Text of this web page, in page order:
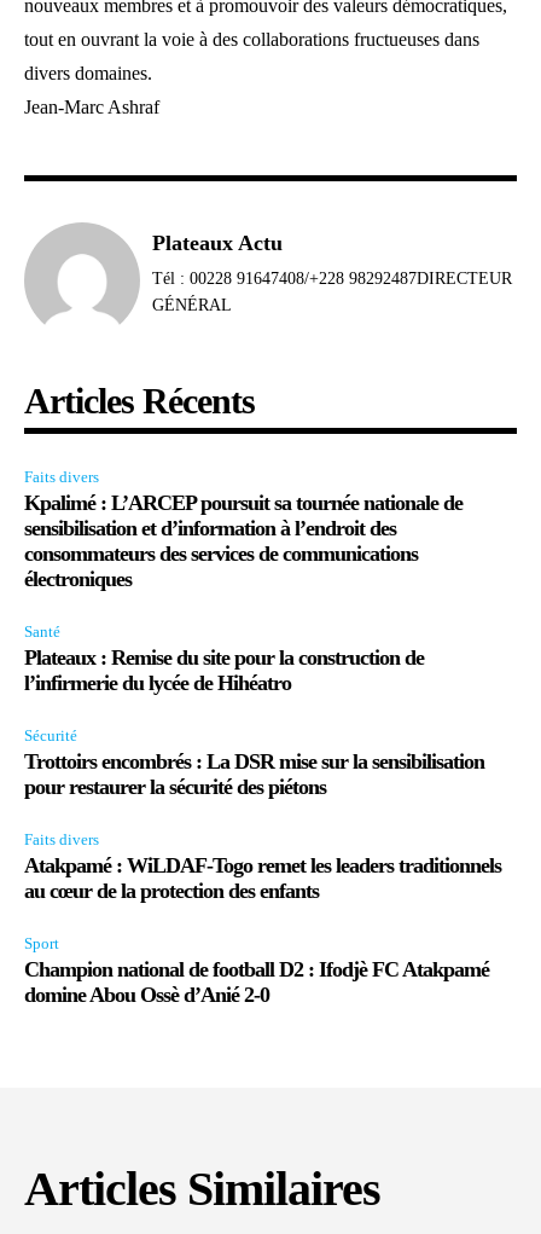
nouveaux membres et à promouvoir des valeurs démocratiques,
tout en ouvrant la voie à des collaborations fructueuses dans
divers domaines.
Jean-Marc Ashraf
Plateaux Actu
Tél : 00228 91647408/+228 98292487DIRECTEUR
GÉNÉRAL
Articles Récents
Faits divers
Kpalimé : L’ARCEP poursuit sa tournée nationale de
sensibilisation et d’information à l’endroit des
consommateurs des services de communications
électroniques
Santé
Plateaux : Remise du site pour la construction de
l’infirmerie du lycée de Hihéatro
Sécurité
Trottoirs encombrés : La DSR mise sur la sensibilisation
pour restaurer la sécurité des piétons
Faits divers
Atakpamé : WiLDAF-Togo remet les leaders traditionnels
au cœur de la protection des enfants
Sport
Champion national de football D2 : Ifodjè FC Atakpamé
domine Abou Ossè d’Anié 2-0
Articles Similaires